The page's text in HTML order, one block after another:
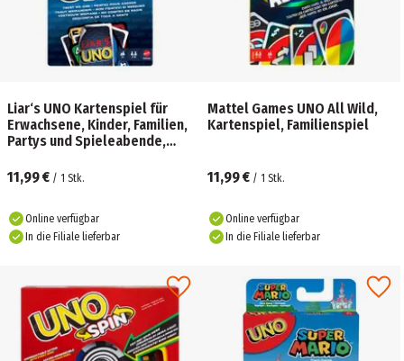
Liar‘s UNO Kartenspiel für
Erwachsene, Kinder, Familien,
Partys und Spieleabende,
11,99 € / 1 Stk.
Online verfügbar
In die Filiale lieferbar
Mattel Games UNO All Wild,
Kartenspiel, Familienspiel
11,99 € / 1 Stk.
Online verfügbar
In die Filiale lieferbar